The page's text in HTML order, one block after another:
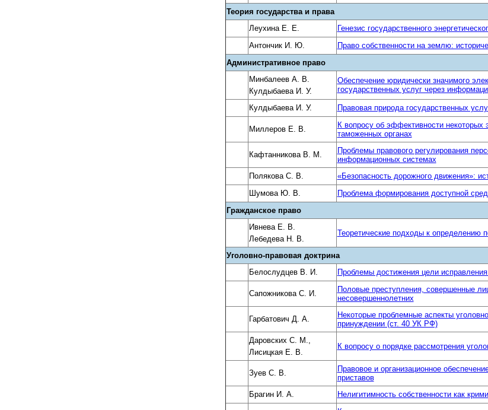
Теория государства и права
Леухина Е. Е.
Генезис государственного
Антончик И. Ю.
Право собственности на землю:
Административное право
Минбалеев А. В.
Кулдыбаева И. У.
Обеспечение юридически значимого
государственных услуг через
Кулдыбаева И. У. Правовая природа государственных
Миллеров Е. В.
К вопросу об эффективности
таможенных органах
Кафтанникова В. М.
Проблемы правового регулирования
информационных системах
Полякова С. В.
«Безопасность дорожного движения»:
Шумова Ю. В.
Проблема формирования доступной
Гражданское право
Ивнева Е. В.
Лебедева Н. В.
Теоретические подходы к определению
Уголовно-правовая доктрина
Белослудцев В. И.
Проблемы достижения цели
Сапожникова С. И.
Половые преступления, совершенные
несовершеннолетних
Гарбатович Д. А.
Некоторые проблемные аспекты
принуждении (ст. 40 УК РФ)
Даровских С. М.,
Лисицкая Е. В.
К вопросу о порядке рассмотрения
Зуев С. В.
Правовое и организационное
приставов
Брагин И. А.
Нелигитимность собственности как